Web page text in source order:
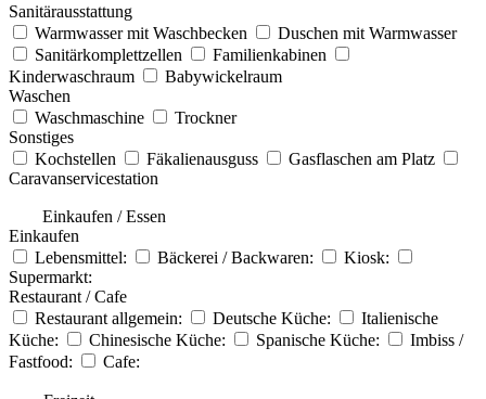
Sanitärausstattung
Warmwasser mit Waschbecken
Duschen mit Warmwasser
Sanitärkomplettzellen
Familienkabinen
Kinderwaschraum
Babywickelraum
Waschen
Waschmaschine
Trockner
Sonstiges
Kochstellen
Fäkalienausguss
Gasflaschen am Platz
Caravanservicestation
Einkaufen / Essen
Einkaufen
Lebensmittel:
Bäckerei / Backwaren:
Kiosk:
Supermarkt:
Restaurant / Cafe
Restaurant allgemein:
Deutsche Küche:
Italienische
Küche:
Chinesische Küche: Spanische Küche:
Imbiss /
Fastfood:
Cafe: